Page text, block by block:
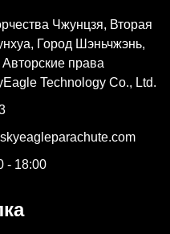
Чжунцзя, Вторая
Город Шэньчжэнь,
права
Technology Co., Ltd.
- 18:00